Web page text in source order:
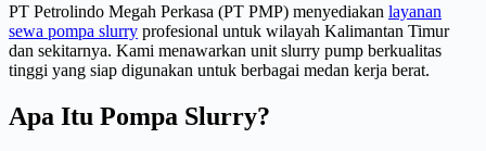
PT Petrolindo Megah Perkasa (PT PMP) menyediakan layanan
sewa pompa slurry profesional untuk wilayah Kalimantan Timur
dan sekitarnya. Kami menawarkan unit slurry pump berkualitas
tinggi yang siap digunakan untuk berbagai medan kerja berat.
Apa Itu Pompa Slurry?